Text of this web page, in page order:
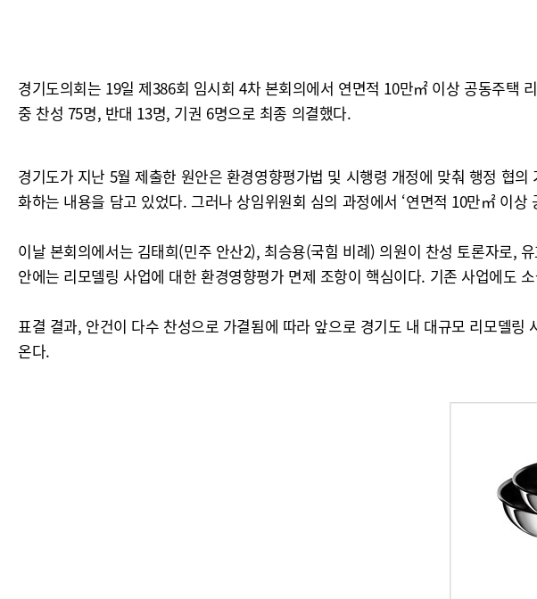
경기도의회는 19일 제386회 임시회 4차 본회의에서 연면적 10만㎡ 이상 공동주택
중 찬성 75명, 반대 13명, 기권 6명으로 최종 의결했다.
경기도가 지난 5월 제출한 원안은 환경영향평가법 및 시행령 개정에 맞춰 행정 협
화하는 내용을 담고 있었다. 그러나 상임위원회 심의 과정에서 ‘연면적 10만㎡ 이
이날 본회의에서는 김태희(민주 안산2), 최승용(국힘 비례) 의원이 찬성 토론자로,
안에는 리모델링 사업에 대한 환경영향평가 면제 조항이 핵심이다. 기존 사업에도
표결 결과, 안건이 다수 찬성으로 가결됨에 따라 앞으로 경기도 내 대규모 리모델
온다.